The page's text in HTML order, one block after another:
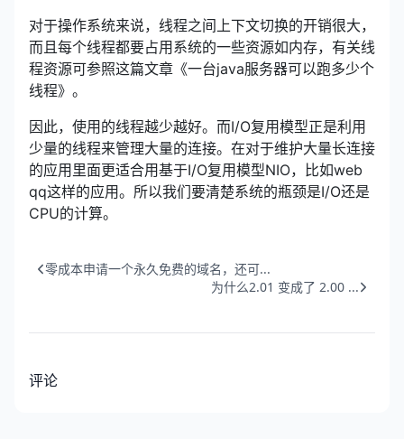
对于操作系统来说，线程之间上下文切换的开销很大，
而且每个线程都要占用系统的一些资源如内存，有关线
程资源可参照这篇文章《一台java服务器可以跑多少个
线程》。
因此，使用的线程越少越好。而I/O复用模型正是利用
少量的线程来管理大量的连接。在对于维护大量长连接
的应用里面更适合用基于I/O复用模型NIO，比如web
qq这样的应用。所以我们要清楚系统的瓶颈是I/O还是
CPU的计算。
零成本申请一个永久免费的域名，还可...
为什么2.01 变成了 2.00 ...
评论